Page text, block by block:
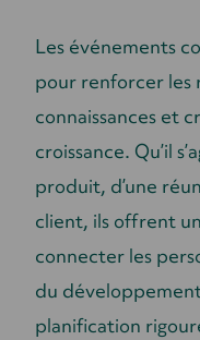
Les événements
pour renforcer les
connaissances et
croissance. Qu’il
produit, d’une
client, ils offrent
connecter les
du
planification